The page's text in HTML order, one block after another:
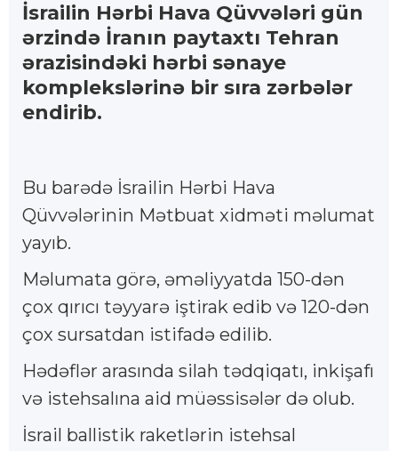
İsrailin Hərbi Hava Qüvvələri gün
ərzində İranın paytaxtı Tehran
ərazisindəki hərbi sənaye
komplekslərinə bir sıra zərbələr
endirib.
Bu barədə İsrailin Hərbi Hava
Qüvvələrinin Mətbuat xidməti məlumat
yayıb.
Məlumata görə, əməliyyatda 150-dən
çox qırıcı təyyarə iştirak edib və 120-dən
çox sursatdan istifadə edilib.
Hədəflər arasında silah tədqiqatı, inkişafı
və istehsalına aid müəssisələr də olub.
İsrail ballistik raketlərin istehsal